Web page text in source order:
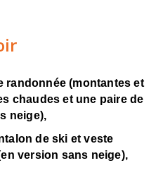
randonnée (montantes et
chaudes et une paire de
neige),
de ski et veste
version sans neige),